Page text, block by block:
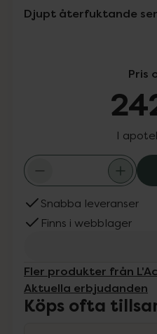
Djupt återfuktande
Pris
I
Snabba leveranser
Finns i webblager
Fler produkter från
Aktuella erbjudanden
Köps ofta